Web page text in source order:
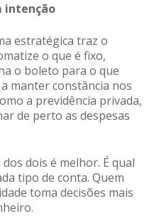
intenção
estratégica traz o
o que é fixo,
o boleto para o que
manter constância nos
a previdência privada,
de perto as despesas
dois é melhor. É qual
tipo de conta. Quem
toma decisões mais